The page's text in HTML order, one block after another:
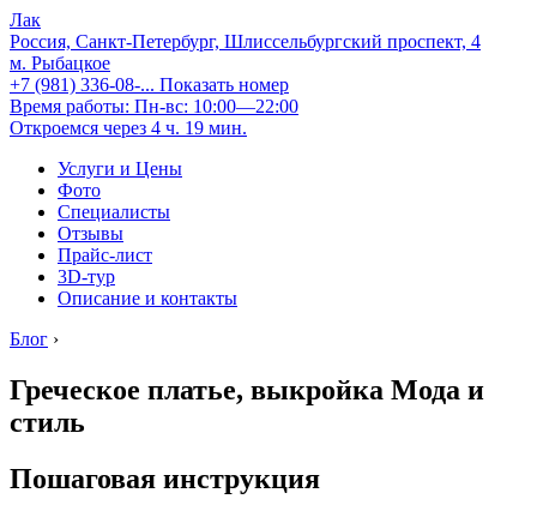
Лак
Россия, Санкт-Петербург, Шлиссельбургский проспект, 4
м. Рыбацкое
+7 (981) 336-08-... Показать номер
Время работы: Пн-вс: 10:00—22:00
Откроемся через 4 ч. 19 мин.
Услуги и Цены
Фото
Специалисты
Отзывы
Прайс-лист
3D-тур
Описание и контакты
Блог ›
Греческое платье, выкройка Мода и
стиль
Пошаговая инструкция